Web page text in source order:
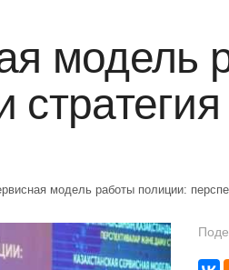
модель
модель работы полиции: